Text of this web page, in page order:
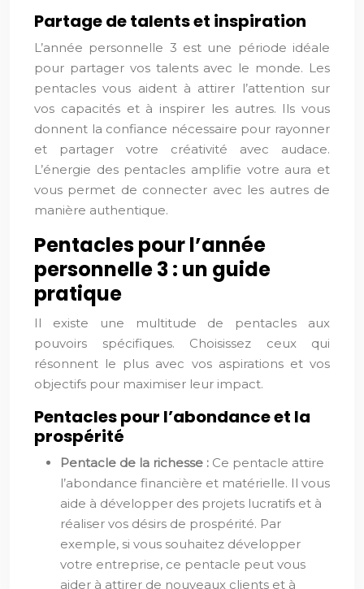
Partage de talents et inspiration
L’année personnelle 3 est une période idéale
pour partager vos talents avec le monde. Les
pentacles vous aident à attirer l’attention sur
vos capacités et à inspirer les autres. Ils vous
donnent la confiance nécessaire pour rayonner
et partager votre créativité avec audace.
L’énergie des pentacles amplifie votre aura et
vous permet de connecter avec les autres de
manière authentique.
Pentacles pour l’année
personnelle 3 : un guide
pratique
Il existe une multitude de pentacles aux
pouvoirs spécifiques. Choisissez ceux qui
résonnent le plus avec vos aspirations et vos
objectifs pour maximiser leur impact.
Pentacles pour l’abondance et la
prospérité
Pentacle de la richesse : Ce pentacle attire
l’abondance financière et matérielle. Il vous
aide à développer des projets lucratifs et à
réaliser vos désirs de prospérité. Par
exemple, si vous souhaitez développer
votre entreprise, ce pentacle peut vous
aider à attirer de nouveaux clients et à